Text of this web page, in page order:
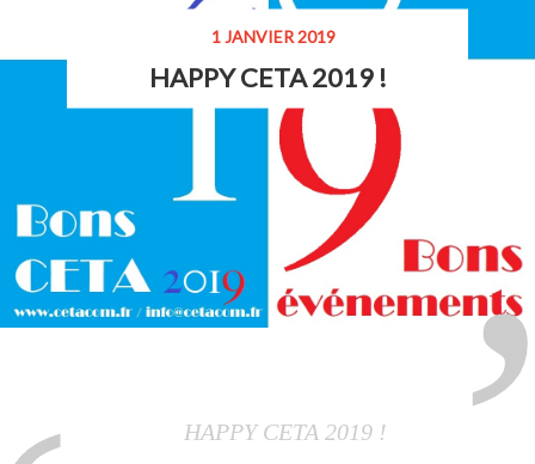
1 JANVIER 2019
HAPPY CETA 2019 !
HAPPY CETA 2019 !